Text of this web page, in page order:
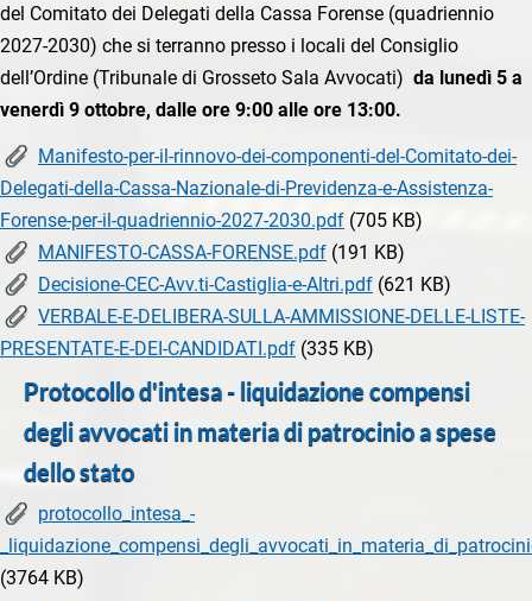
del Comitato dei Delegati della Cassa Forense (quadriennio
2027-2030) che si terranno presso i locali del Consiglio
dell’Ordine (Tribunale di Grosseto Sala Avvocati) da lunedì 5 a
venerdì 9 ottobre, dalle ore 9:00 alle ore 13:00.
Manifesto-per-il-rinnovo-dei-componenti-del-Comitato-dei-
Delegati-della-Cassa-Nazionale-di-Previdenza-e-Assistenza-
Forense-per-il-quadriennio-2027-2030.pdf (705 KB)
MANIFESTO-CASSA-FORENSE.pdf (191 KB)
Decisione-CEC-Avv.ti-Castiglia-e-Altri.pdf (621 KB)
VERBALE-E-DELIBERA-SULLA-AMMISSIONE-DELLE-LISTE-
PRESENTATE-E-DEI-CANDIDATI.pdf (335 KB)
Protocollo d'intesa - liquidazione compensi
degli avvocati in materia di patrocinio a spese
dello stato
protocollo_intesa_-
(3764 KB)